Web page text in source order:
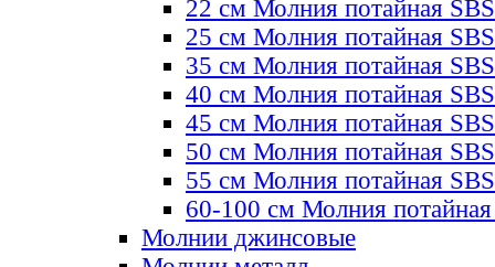
22 см Молния потайная SBS
25 см Молния потайная SBS
35 см Молния потайная SBS
40 см Молния потайная SBS
45 см Молния потайная SBS
50 см Молния потайная SBS
55 см Молния потайная SBS
60-100 см Молния
Молнии джинсовые